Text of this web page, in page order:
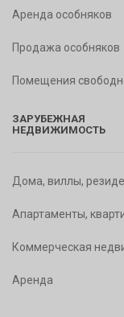
Аренда особняков
Продажа особняков
Помещения
ЗАРУБЕЖНАЯ
НЕДВИЖИМОСТЬ
Дома, виллы,
Апартаменты,
Коммерческая
Аренда